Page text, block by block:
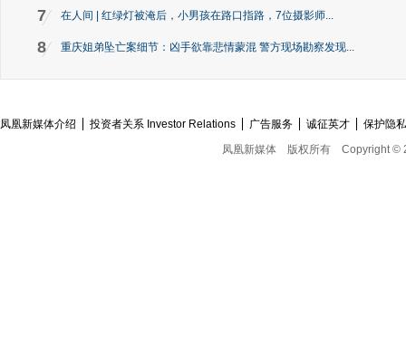
7 在人间 | 红绿灯被淹后，小男孩在路口指路，7位摄影师...
8 重庆姐弟坠亡案细节：凶手欲靠悲情蒙混 警方现场勘察发现...
凤凰新媒体介绍 投资者关系 Investor Relations 广告服务 诚征英才
保护隐
凤凰新媒体
版权所有 Copyright ©